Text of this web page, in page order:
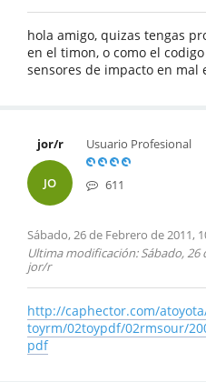
hola amigo, quizas tengas
en el timon, o como el
sensores de impacto en mal
jor/r
JO
Usuario Profesional
611
Sábado, 26 de Febrero de 2011,
Ultima modificación: Sábado, 26
jor/r
http://caphector.com/
toyrm/02toypdf/02rmsour/
pdf